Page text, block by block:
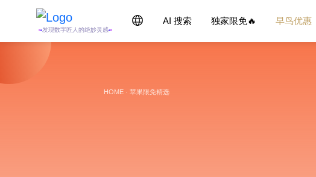
发现数字匠人的绝妙灵感
AI 搜索 独家限免🔥 早鸟优惠
HOME · 苹果限免精选